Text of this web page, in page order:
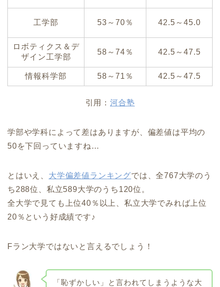
工学部 53～70％ 42.5～45.0
ロボティクス＆デ
ザイン工学部
58～74％ 42.5～47.5
情報科学部 58～71％ 42.5～47.5
引用： 河合塾
学部や学科によって差はありますが、偏差値は平均の
50を下回っていますね…
とはいえ、 大学偏差値ランキングでは、全767大学のう
ち288位、私立589大学のうち120位。
全大学で見ても上位40％以上、私立大学でみれば上位
20％という好成績です♪
Fラン大学ではないと言えるでしょう！
「恥ずかしい」と言われてしまうような大